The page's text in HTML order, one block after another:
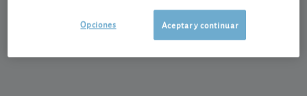
que entonces incluía las fuertes plusvalías de 0,24
euros por acción, generadas con la venta de parte de
Aceptar y continuar
Opciones